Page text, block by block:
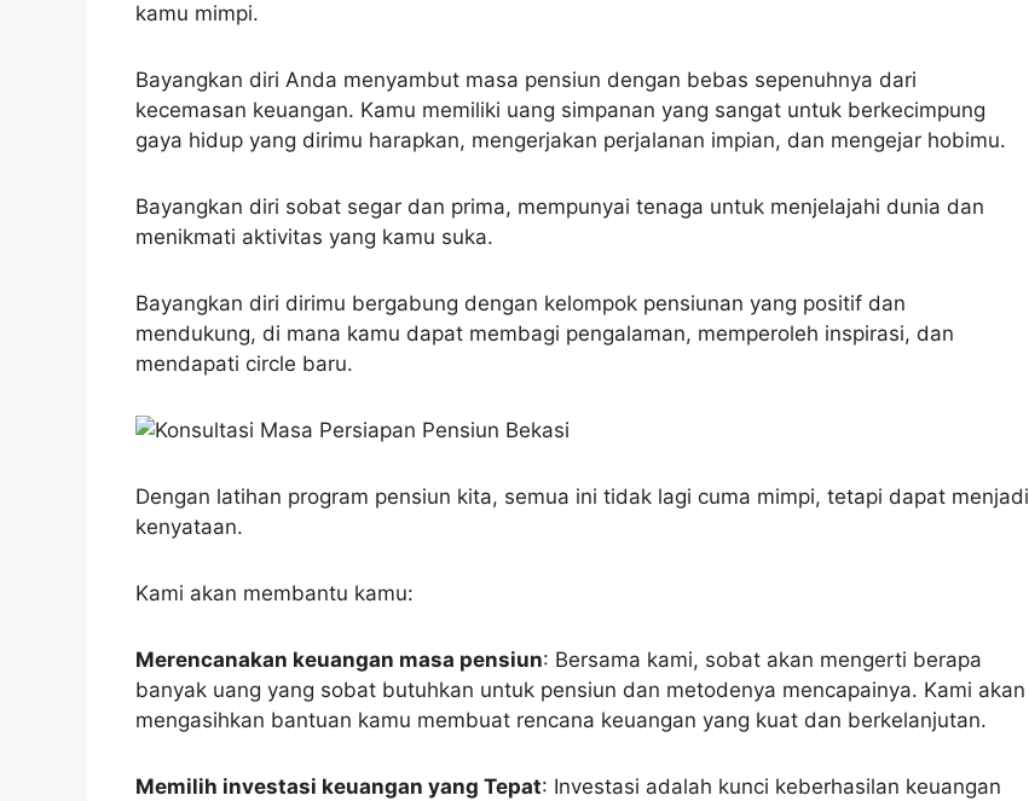
kamu mimpi.
Bayangkan diri Anda menyambut masa pensiun dengan bebas sepenuhnya dari
kecemasan keuangan. Kamu memiliki uang simpanan yang sangat untuk berkecimpung
gaya hidup yang dirimu harapkan, mengerjakan perjalanan impian, dan mengejar hobimu.
Bayangkan diri sobat segar dan prima, mempunyai tenaga untuk menjelajahi dunia dan
menikmati aktivitas yang kamu suka.
Bayangkan diri dirimu bergabung dengan kelompok pensiunan yang positif dan
mendukung, di mana kamu dapat membagi pengalaman, memperoleh inspirasi, dan
mendapati circle baru.
Dengan latihan program pensiun kita, semua ini tidak lagi cuma mimpi, tetapi dapat menjadi
kenyataan.
Kami akan membantu kamu:
Merencanakan keuangan masa pensiun: Bersama kami, sobat akan mengerti berapa
banyak uang yang sobat butuhkan untuk pensiun dan metodenya mencapainya. Kami akan
mengasihkan bantuan kamu membuat rencana keuangan yang kuat dan berkelanjutan.
Memilih investasi keuangan yang Tepat: Investasi adalah kunci keberhasilan keuangan